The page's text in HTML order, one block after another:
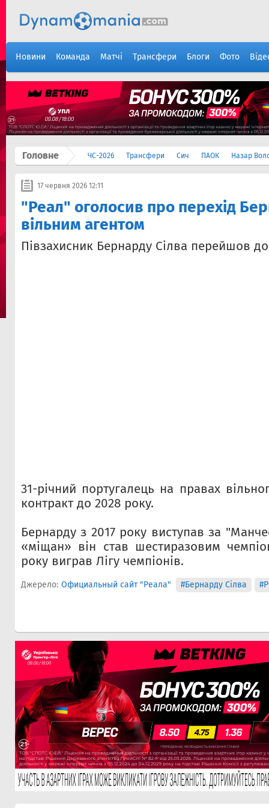
Новини Команда Матчі Трансфери Блоги Фото
Головне ЧС-2026 Трансфери Сич ПАОК Назар
17 червня 2026 12:11
"Реал" оголосив про перехід
вільним агентом
Півзахисник Бернарду Сілва перейшов
31-річний португалець на правах
контракт до 2028 року.
Бернарду з 2017 року виступав за
«міщан» він став шестиразовим
року виграв Лігу чемпіонів.
Джерело: Официальный сайт "Реала" #Бернарду Сілва